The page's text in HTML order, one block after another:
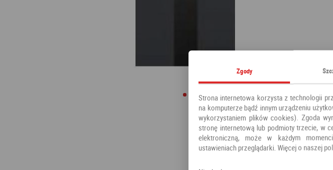
Zgody
Strona internetowa korzysta z technologii
na komputerze bądź innym urządzeniu
wykorzystaniem plików cookies). Zgoda
stronę internetową lub podmioty trzecie, w
elektroniczną, może w każdym
ustawieniach przeglądarki. Więcej o naszej